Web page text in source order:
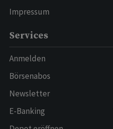
Impressum
Services
Anmelden
Börsenabos
Newsletter
E-Banking